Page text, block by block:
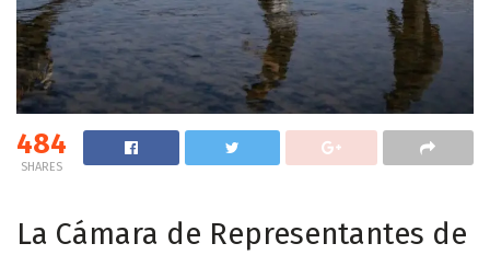
484
SHARES
La Cámara de Representantes de